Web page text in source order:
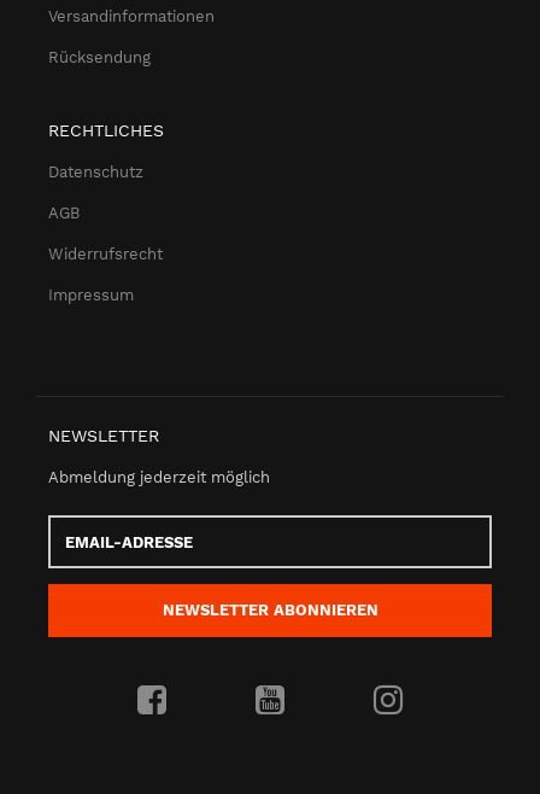
Versandinformationen
Rücksendung
RECHTLICHES
Datenschutz
AGB
Widerrufsrecht
Impressum
NEWSLETTER
Abmeldung jederzeit möglich
Adresse
NEWSLETTER ABONNIEREN